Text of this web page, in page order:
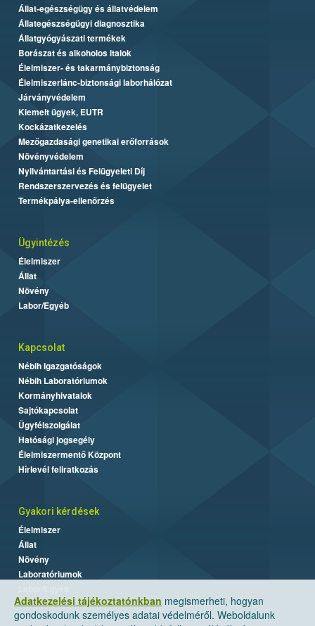
Adatkezelési tájékoztatónkban megismerheti, hogyan
gondoskodunk személyes adatai védelméről. Weboldalunk
Állat-egészségügy és állatvédelem
Állategészségügyi diagnosztika
Állatgyógyászati termékek
Borászat és alkoholos italok
Élelmiszer- és takarmánybiztonság
Élelmiszerlánc-biztonsági laborhálózat
Járványvédelem
Kiemelt ügyek, EUTR
Kockázatkezelés
Mezőgazdasági genetikai erőforrások
Növényvédelem
Nyilvántartási és Felügyeleti Díj
Rendszerszervezés és felügyelet
Termékpálya-ellenőrzés
Ügyintézés
Élelmiszer
Állat
Növény
Labor/Egyéb
Kapcsolat
Nébih Igazgatóságok
Nébih Laboratóriumok
Kormányhivatalok
Sajtókapcsolat
Ügyfélszolgálat
Hatósági jogsegély
Élelmiszermentő Központ
Hírlevél feliratkozás
Gyakori kérdések
Élelmiszer
Állat
Növény
Laboratóriumok